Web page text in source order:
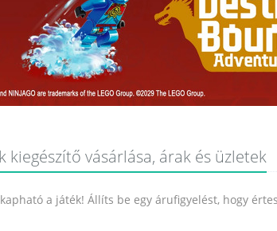
vásárlása, árak és üzletek
a játék! Állíts be egy árufigyelést, hogy